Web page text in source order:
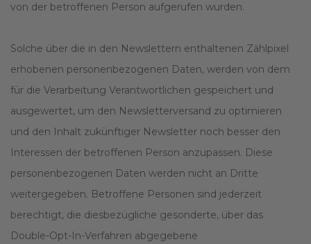
von der betroffenen Person aufgerufen wurden.
Solche über die in den Newslettern enthaltenen Zählpixel
erhobenen personenbezogenen Daten, werden von dem
für die Verarbeitung Verantwortlichen gespeichert und
ausgewertet, um den Newsletterversand zu optimieren
und den Inhalt zukünftiger Newsletter noch besser den
Interessen der betroffenen Person anzupassen. Diese
personenbezogenen Daten werden nicht an Dritte
weitergegeben. Betroffene Personen sind jederzeit
berechtigt, die diesbezügliche gesonderte, über das
Double-Opt-In-Verfahren abgegebene